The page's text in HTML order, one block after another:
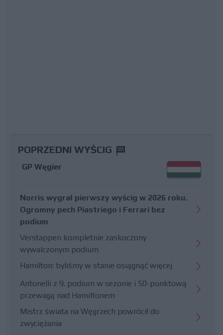
POPRZEDNI WYŚCIG
GP Węgier
Norris wygrał pierwszy wyścig w 2026 roku.
Ogromny pech Piastriego i Ferrari bez
podium
Verstappen kompletnie zaskoczony
wywalczonym podium
Hamilton: byliśmy w stanie osiągnąć więcej
Antonelli z 9. podium w sezonie i 50-punktową
przewagą nad Hamiltonem
Mistrz świata na Węgrzech powrócił do
zwyciężania